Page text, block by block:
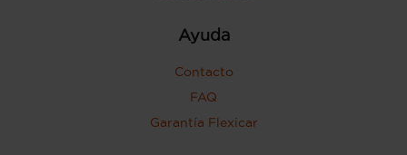
Ayuda
Contacto
FAQ
Garantía Flexicar